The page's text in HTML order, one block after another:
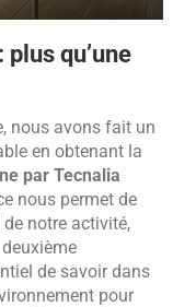
qu’une
nous avons fait un
en obtenant la
par Tecnalia
nous permet de
notre activité,
de savoir dans
pour